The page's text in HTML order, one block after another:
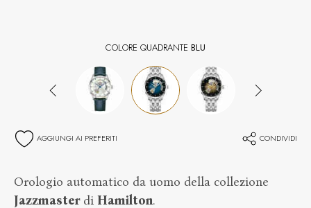
COLORE QUADRANTE BLU
AGGIUNGI AI PREFERITI CONDIVIDI
Orologio automatico da uomo della collezione
Jazzmasterdi Hamilton.